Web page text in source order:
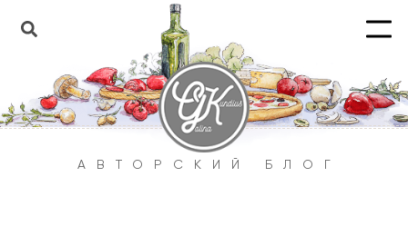
АВТОРСКИЙ БЛОГ